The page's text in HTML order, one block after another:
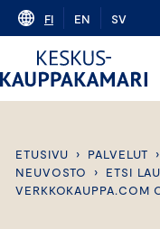
Skip
content
FI EN SV
ETUSIVU › PALVELUT ›
NEUVOSTO
› ETSI
VERKKOKAUPPA.COM